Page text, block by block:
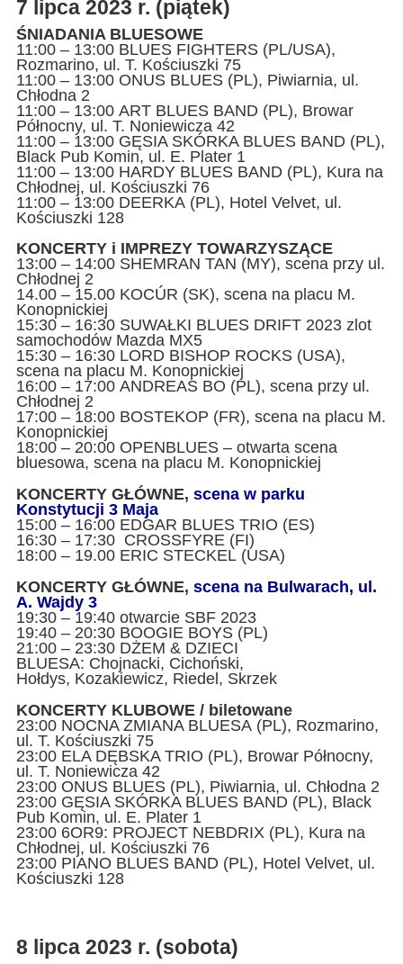
7 lipca 2023 r. (piątek)
ŚNIADANIA BLUESOWE
11:00 – 13:00 BLUES FIGHTERS (PL/USA),
Rozmarino, ul. T. Kościuszki 75
11:00 – 13:00 ONUS BLUES (PL), Piwiarnia, ul.
Chłodna 2
11:00 – 13:00 ART BLUES BAND (PL), Browar
Północny, ul. T. Noniewicza 42
11:00 – 13:00 GĘSIA SKÓRKA BLUES BAND (PL),
Black Pub Komin, ul. E. Plater 1
11:00 – 13:00 HARDY BLUES BAND (PL), Kura na
Chłodnej, ul. Kościuszki 76
11:00 – 13:00 DEERKA (PL), Hotel Velvet, ul.
Kościuszki 128
KONCERTY i IMPREZY TOWARZYSZĄCE
13:00 – 14:00 SHEMRAN TAN (MY), scena przy ul.
Chłodnej 2
14.00 – 15.00 KOCÚR (SK), scena na placu M.
Konopnickiej
15:30 – 16:30 SUWAŁKI BLUES DRIFT 2023 zlot
samochodów Mazda MX5
15:30 – 16:30 LORD BISHOP ROCKS (USA),
scena na placu M. Konopnickiej
16:00 – 17:00 ANDREAS BO (PL), scena przy ul.
Chłodnej 2
17:00 – 18:00 BOSTEKOP (FR), scena na placu M.
Konopnickiej
18:00 – 20:00 OPENBLUES – otwarta scena
bluesowa, scena na placu M. Konopnickiej
KONCERTY GŁÓWNE, scena w parku
Konstytucji 3 Maja
15:00 – 16:00 EDGAR BLUES TRIO (ES)
16:30 – 17:30 CROSSFYRE (FI)
18:00 – 19.00 ERIC STECKEL (USA)
KONCERTY GŁÓWNE, scena na Bulwarach, ul.
A. Wajdy 3
19:30 – 19:40 otwarcie SBF 2023
19:40 – 20:30 BOOGIE BOYS (PL)
21:00 – 23:30 DŻEM & DZIECI
BLUESA: Chojnacki, Cichoński,
Hołdys, Kozakiewicz, Riedel, Skrzek
KONCERTY KLUBOWE / biletowane
23:00 NOCNA ZMIANA BLUESA (PL), Rozmarino,
ul. T. Kościuszki 75
23:00 ELA DĘBSKA TRIO (PL), Browar Północny,
ul. T. Noniewicza 42
23:00 ONUS BLUES (PL), Piwiarnia, ul. Chłodna 2
23:00 GĘSIA SKÓRKA BLUES BAND (PL), Black
Pub Komin, ul. E. Plater 1
23:00 6OR9: PROJECT NEBDRIX (PL), Kura na
Chłodnej, ul. Kościuszki 76
23:00 PIANO BLUES BAND (PL), Hotel Velvet, ul.
Kościuszki 128
8 lipca 2023 r. (sobota)